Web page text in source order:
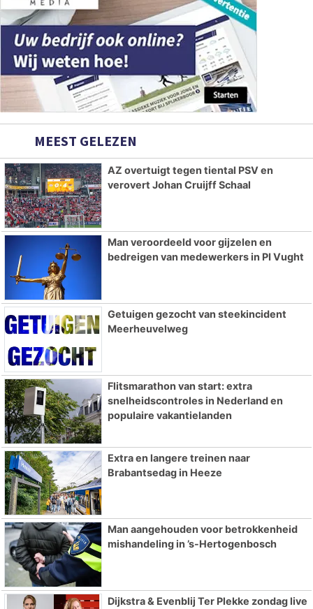
MEEST GELEZEN
AZ overtuigt tegen tiental PSV en
verovert Johan Cruijff Schaal
Man veroordeeld voor gijzelen en
bedreigen van medewerkers in PI Vught
Getuigen gezocht van steekincident
Meerheuvelweg
Flitsmarathon van start: extra
snelheidscontroles in Nederland en
populaire vakantielanden
Extra en langere treinen naar
Brabantsedag in Heeze
Man aangehouden voor betrokkenheid
mishandeling in ’s-Hertogenbosch
Dijkstra & Evenblij Ter Plekke zondag live